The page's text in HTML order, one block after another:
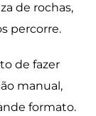
de rochas,
percorre.
de fazer
manual,
formato.